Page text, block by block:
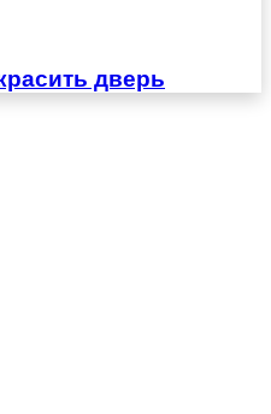
дверь